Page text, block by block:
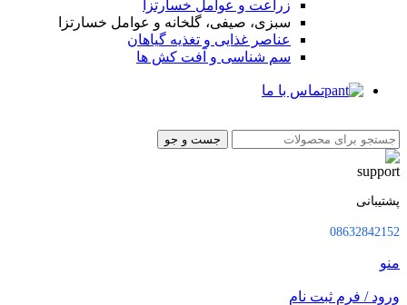
زراعت و عوامل خسارتزا
سبزی، صیفی، گلخانه و عوامل خسارتزا
عناصر غذایی و تغذیه گیاهان
سم شناسی و آفت کش ها
تماس با ما
جست و جو
پشتیبانی
08632842152
منو
ورود / فرم ثبت نام